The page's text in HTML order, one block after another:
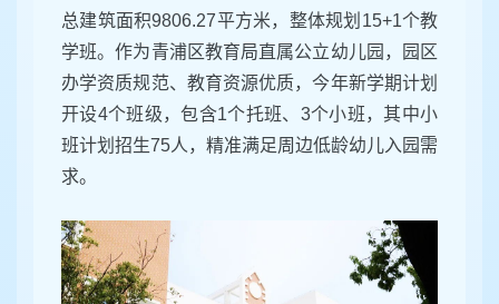
总建筑面积9806.27平方米，整体规划15+1个教
学班。作为青浦区教育局直属公立幼儿园，园区
办学资质规范、教育资源优质，今年新学期计划
开设4个班级，包含1个托班、3个小班，其中小
班计划招生75人，精准满足周边低龄幼儿入园需
求。